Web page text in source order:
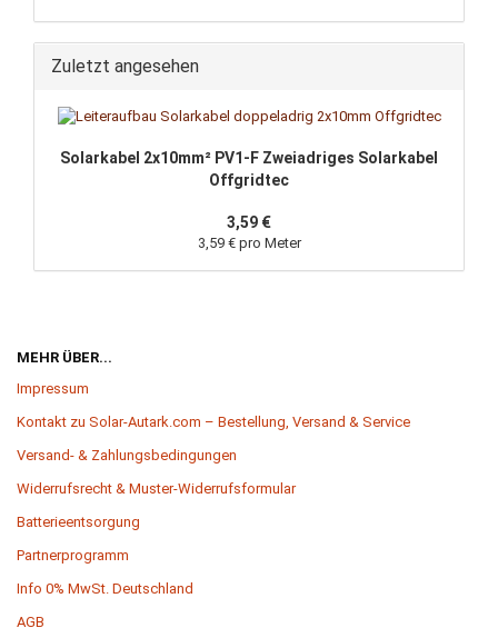
Zuletzt angesehen
Solarkabel 2x10mm² PV1-F Zweiadriges Solarkabel
Offgridtec
3,59 €
3,59 € pro Meter
MEHR ÜBER...
Impressum
Kontakt zu Solar-Autark.com – Bestellung, Versand & Service
Versand- & Zahlungsbedingungen
Widerrufsrecht & Muster-Widerrufsformular
Batterieentsorgung
Partnerprogramm
Info 0% MwSt. Deutschland
AGB